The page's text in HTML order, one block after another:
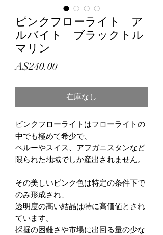
ピンクフローライト ア
ルバイト ブラックトル
マリン
A$240.00価
在庫なし
ピンクフローライトはフローライトの
中でも極めて希少で、
ペルーやスイス、アフガニスタンなど
限られた地域でしか産出されません。
その美しいピンク色は特定の条件下で
のみ形成され、
透明度の高い結晶は特に高価値とされ
ています。
採掘の困難さや市場に出回る量の少な